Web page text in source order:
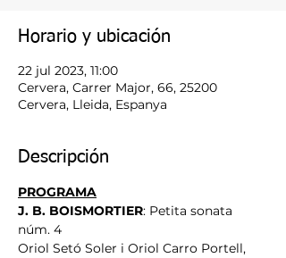
Horario y ubicación
22 jul 2023, 11:00
Cervera, Carrer Major, 66, 25200
Cervera, Lleida, Espanya
Descripción
PROGRAMA
J. B. BOISMORTIER: Petita sonata
núm. 4
Oriol Setó Soler i Oriol Carro Portell,